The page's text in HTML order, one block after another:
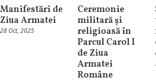
Manifestări de
Ziua Armatei
28 Oct, 2025
Ceremonie
militară și
religioasă în
Parcul Carol I
de Ziua
Armatei
Române